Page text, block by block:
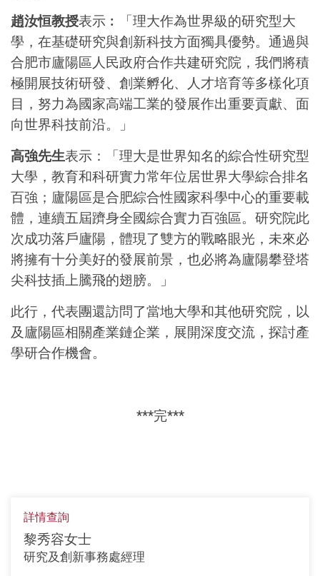
趙汝恒教授表示︰「理大作為世界級的研究型大
學，在基礎研究與創新科技方面獨具優勢。通過與
合肥市廬陽區人民政府合作共建研究院，我們將積
極開展技術研發、創業孵化、人才培育等多樣化項
目，努力為國家高端工業的發展作出重要貢獻、面
向世界科技前沿。」
高強先生表示：「理大是世界知名的綜合性研究型
大學，教育和科研實力常年位居世界大學綜合排名
百強；廬陽區是合肥綜合性國家科學中心的重要載
體，連續五屆躋身全國綜合實力百強區。研究院此
次成功落戶廬陽，體現了雙方的戰略眼光，未來必
將擁有十分美好的發展前景，也必將為廬陽攀登塔
尖科技插上騰飛的翅膀。」
此行，代表團還訪問了當地大學和其他研究院，以
及廬陽區相關產業鏈企業，展開深度交流，探討產
學研合作機會。
***完***
詳情查詢
黎秀容女士
研究及創新事務處經理